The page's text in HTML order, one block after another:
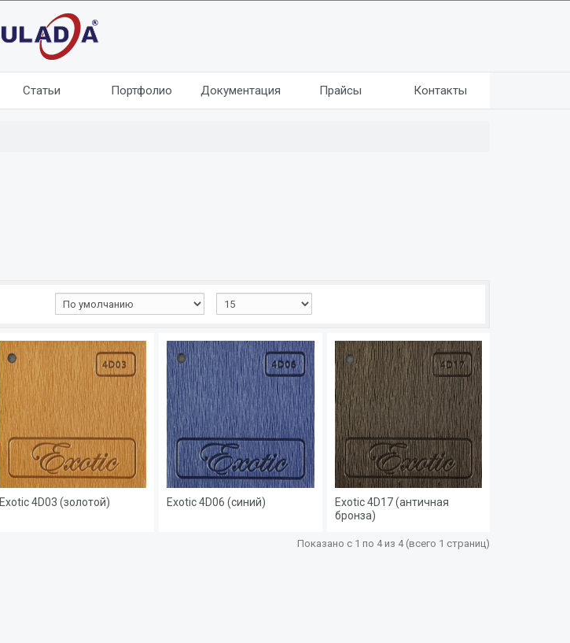
Статьи Портфолио Документация Прайсы Контакты
Exotic 4D03 (золотой) Exotic 4D06 (синий)
Exotic 4D17 (античная
бронза)
Показано с 1 по 4 из 4 (всего 1 страниц)